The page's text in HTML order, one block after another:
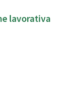
lavorativa